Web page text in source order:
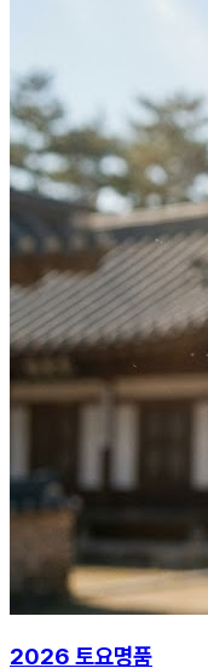
2026 토요명품